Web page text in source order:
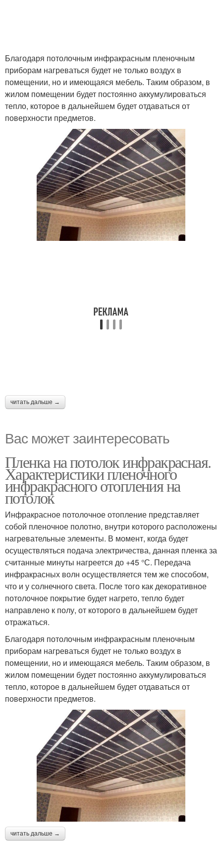
Благодаря потолочным инфракрасным пленочным
приборам нагреваться будет не только воздух в
помещении, но и имеющаяся мебель. Таким образом, в
жилом помещении будет постоянно аккумулироваться
тепло, которое в дальнейшем будет отдаваться от
поверхности предметов.
читать дальше →
Вас может заинтересовать
Пленка на потолок инфракрасная.
Характеристики пленочного
инфракрасного отопления на
потолок
Инфракрасное потолочное отопление представляет
собой пленочное полотно, внутри которого расположены
нагревательные элементы. В момент, когда будет
осуществляться подача электричества, данная пленка за
считанные минуты нагреется до +45 °С. Передача
инфракрасных волн осуществляется тем же способом,
что и у солнечного света. После того как декоративное
потолочное покрытие будет нагрето, тепло будет
направлено к полу, от которого в дальнейшем будет
отражаться.
Благодаря потолочным инфракрасным пленочным
приборам нагреваться будет не только воздух в
помещении, но и имеющаяся мебель. Таким образом, в
жилом помещении будет постоянно аккумулироваться
тепло, которое в дальнейшем будет отдаваться от
поверхности предметов.
читать дальше →